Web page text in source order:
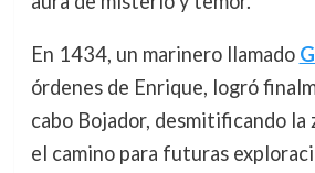
En 1434, un marinero llamado
órdenes de Enrique, logró
cabo Bojador, desmitificando la
el camino para futuras